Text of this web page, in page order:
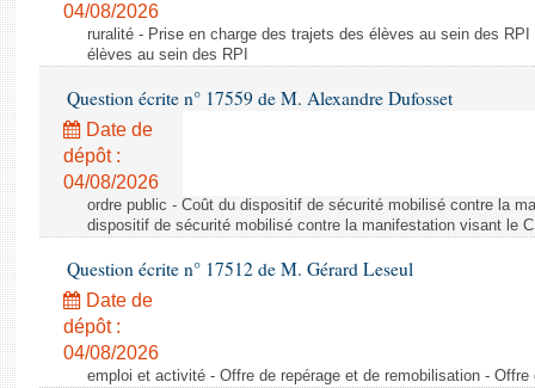
04/08/2026
ruralité - Prise en charge des trajets des élèves au sein des
élèves au sein des RPI
Question écrite n° 17559 de M. Alexandre Dufosset
Date de
dépôt :
04/08/2026
ordre public - Coût du dispositif de sécurité mobilisé contre la
dispositif de sécurité mobilisé contre la manifestation visant le
Question écrite n° 17512 de M. Gérard Leseul
Date de
dépôt :
04/08/2026
emploi et activité - Offre de repérage et de remobilisation -